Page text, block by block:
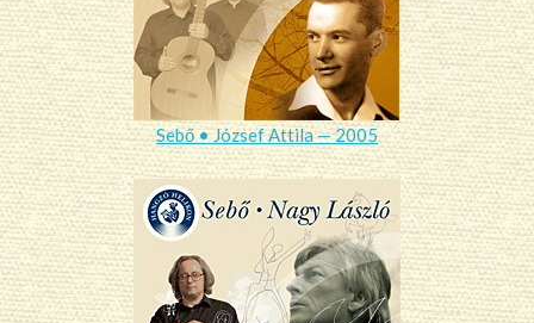
Sebő • József Attila — 2005